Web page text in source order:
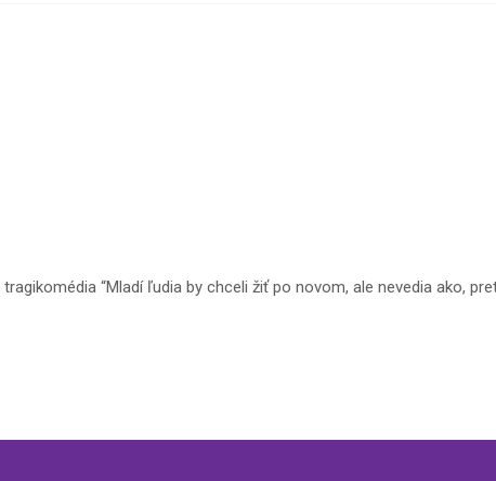
“Mladí ľudia by chceli žiť po novom, ale nevedia ako,